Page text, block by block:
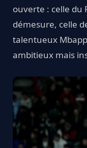
ouverte : celle du
démesure, celle
talentueux
ambitieux mais